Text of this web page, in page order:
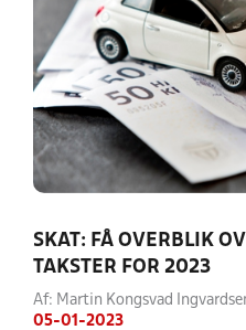
SKAT: FÅ OVERBLIK
TAKSTER FOR 2023
Af: Martin Kongsvad
05-01-2023